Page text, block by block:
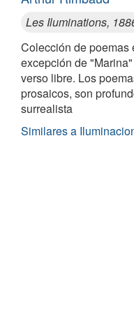
Les Iluminations,
Colección de poemas
excepción de
verso libre. Los
prosaicos, son
surrealista
Similares a